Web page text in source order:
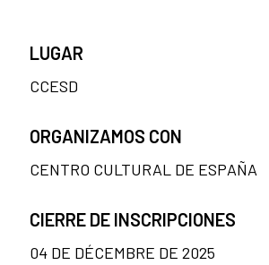
LUGAR
CCESD
ORGANIZAMOS CON
CENTRO CULTURAL DE ESPAÑA
CIERRE DE INSCRIPCIONES
04 DE DÉCEMBRE DE 2025